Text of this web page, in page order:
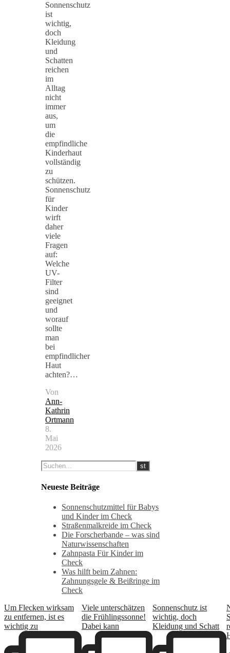
Sonnenschutz
ist
wichtig,
doch
Kleidung
und
Schatten
reichen
im
Alltag
nicht
immer
aus,
um
die
empfindliche
Kinderhaut
vollständig
zu
schützen.
Sonnenschutz
für
Kinder
wirft
daher
viele
Fragen
auf:
Welche
UV-
Filter
sind
geeignet
und
worauf
sollte
man
bei
empfindlicher
Haut
achten?…
Von
Ann-
Kathrin
Ortmann
8.
Mai
2026
Neueste Beiträge
Sonnenschutzmittel für Babys
und Kinder im Check
Straßenmalkreide im Check
Die Forscherbande – was sind
Naturwissenschaften
Zahnpasta Für Kinder im
Check
Was hilft beim Zahnen:
Zahnungsgele & Beißringe im
Check
Um Flecken wirksam
zu entfernen, ist es
wichtig zu
Viele unterschätzen
die Frühlingssonne!
Dabei kann
Sonnenschutz ist
wichtig, doch
Kleidung und Schatt